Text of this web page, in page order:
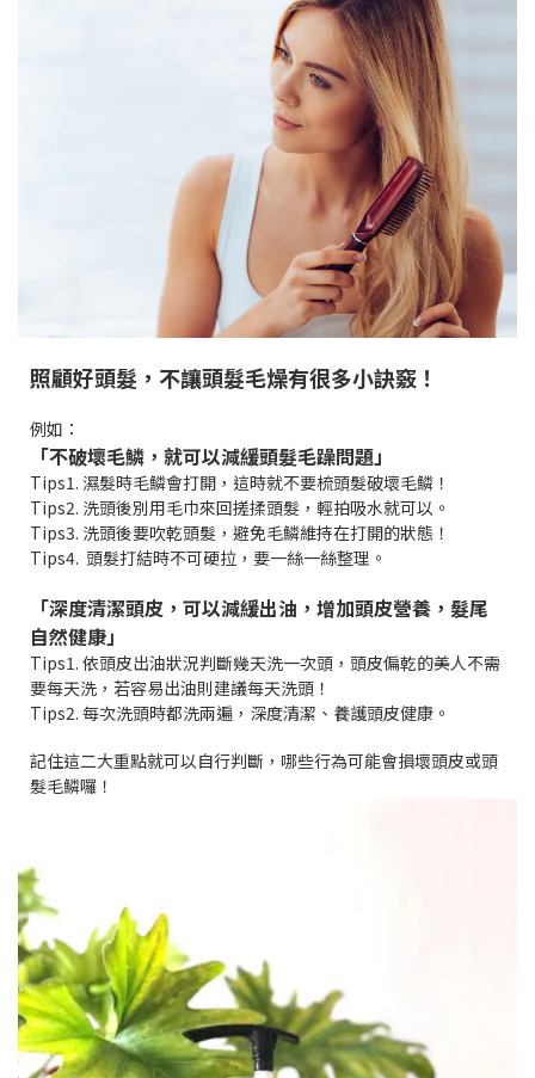
照顧好頭髮，不讓頭髮毛燥有很多小訣竅！
例如：
「不破壞毛鱗，就可以減緩頭髮毛躁問題」
Tips1. 濕髮時毛鱗會打開，這時就不要梳頭髮破壞毛鱗！
Tips2. 洗頭後別用毛巾來回搓揉頭髮，輕拍吸水就可以。
Tips3. 洗頭後要吹乾頭髮，避免毛鱗維持在打開的狀態！
Tips4. 頭髮打結時不可硬拉，要一絲一絲整理。
「深度清潔頭皮，可以減緩出油，增加頭皮營養，髮尾
自然健康」
Tips1. 依頭皮出油狀況判斷幾天洗一次頭，頭皮偏乾的美人不需
要每天洗，若容易出油則建議每天洗頭！
Tips2. 每次洗頭時都洗兩遍，深度清潔、養護頭皮健康。
記住這二大重點就可以自行判斷，哪些行為可能會損壞頭皮或頭
髮毛鱗囉！